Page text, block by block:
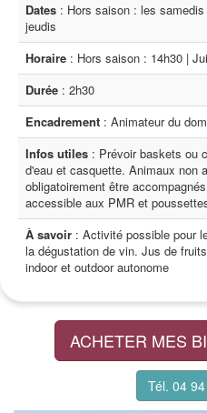
Dates : Hors saison : les
jeudis
Horaire : Hors saison : 14h30 |
Durée : 2h30
Encadrement : Animateur du
Infos utiles : Prévoir baskets ou
d'eau et casquette. Animaux non
obligatoirement être
accessible aux PMR et
À savoir : Activité possible pour
la dégustation de vin. Jus de
indoor et outdoor autonome
ACHETER MES
Tél. 04